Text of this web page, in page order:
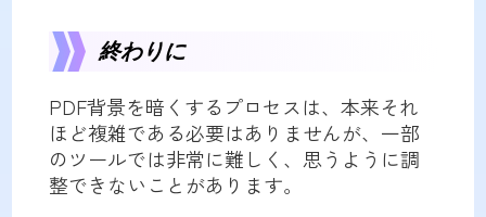
終わりに
PDF背景を暗くするプロセスは、本来それ
ほど複雑である必要はありませんが、一部
のツールでは非常に難しく、思うように調
整できないことがあります。